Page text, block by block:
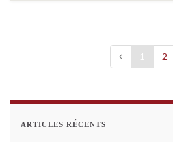
1 2
ARTICLES RÉCENTS